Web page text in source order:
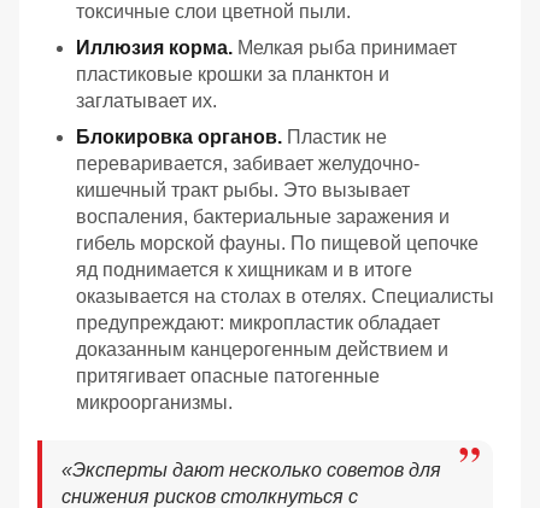
токсичные слои цветной пыли.
Иллюзия корма. Мелкая рыба принимает
пластиковые крошки за планктон и
заглатывает их.
Блокировка органов. Пластик не
переваривается, забивает желудочно-
кишечный тракт рыбы. Это вызывает
воспаления, бактериальные заражения и
гибель морской фауны. По пищевой цепочке
яд поднимается к хищникам и в итоге
оказывается на столах в отелях. Специалисты
предупреждают: микропластик обладает
доказанным канцерогенным действием и
притягивает опасные патогенные
микроорганизмы.
«Эксперты дают несколько советов для
снижения рисков столкнуться с